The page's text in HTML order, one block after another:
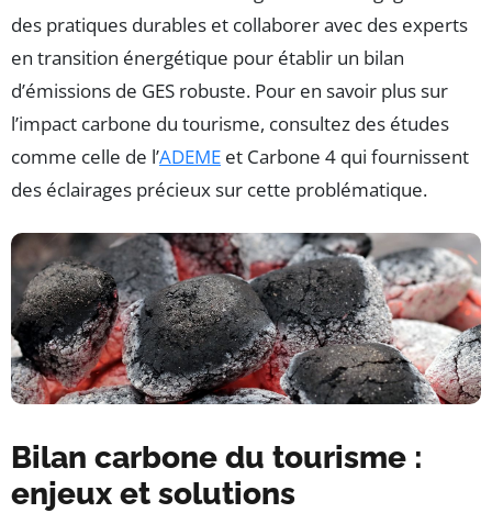
des pratiques durables et collaborer avec des experts
en transition énergétique pour établir un bilan
d’émissions de GES robuste. Pour en savoir plus sur
l’impact carbone du tourisme, consultez des études
comme celle de l’ADEME et Carbone 4 qui fournissent
des éclairages précieux sur cette problématique.
Bilan carbone du tourisme :
enjeux et solutions